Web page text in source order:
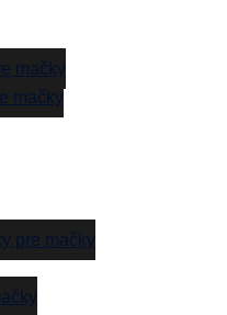
mačky
mačky
pre mačky